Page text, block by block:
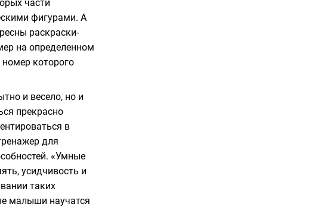
части
фигурами. А
раскраски-
на определенном
номер которого
и весело, но и
прекрасно
в
для
«Умные
усидчивость и
таких
малыши научатся